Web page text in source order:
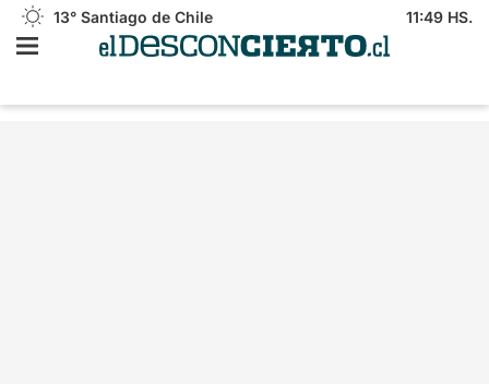
13° Santiago de Chile 11:49 HS.